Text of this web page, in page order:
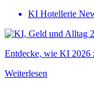
KI Hotellerie
Entdecke, wie KI 2026
Weiterlesen